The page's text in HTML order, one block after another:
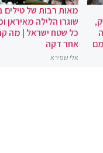
מאות רבות של טילים
שוגרו הלילה מאיראן
כל שטח ישראל | מה
אחר דקה
אלי שפירא